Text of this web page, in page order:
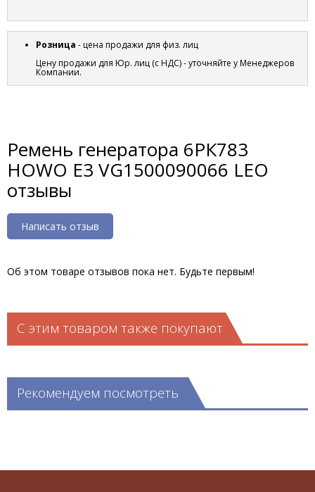
Розница - цена продажи для физ. лиц
Цену продажи для Юр. лиц (с НДС) - уточняйте у Менеджеров
Компании.
Ремень генератора 6РК783
HOWO E3 VG1500090066 LEO
отзывы
Написать отзыв
Об этом товаре отзывов пока нет. Будьте первым!
С этим товаром также покупают
Рекомендуем посмотреть